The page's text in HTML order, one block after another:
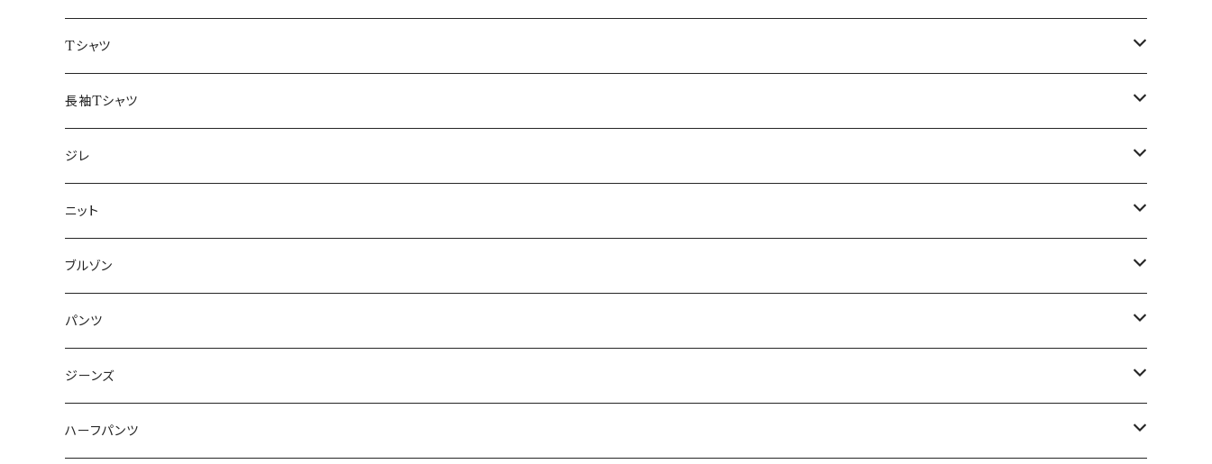
50/XL～
48/L
50/XL～
46/M
48/L
50/XL～
～44/S
46/M
48/L
50/XL～
Tシャツ
～44/S
46/M
48/L
50/XL～
長袖Tシャツ
～44/S
46/M
48/L
50/XL～
ジレ
～44/S
46/M
48/L
50/XL～
ニット
～44/S
46/M
48/L
50/XL～
ブルゾン
～44/S
46/M
48/L
パンツ
～44/S
46/M
ジーンズ
～44/S
ハーフパンツ